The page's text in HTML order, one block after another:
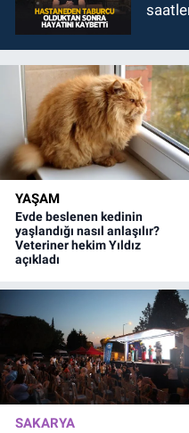
YAŞAM
Evde beslenen kedinin
yaşlandığı nasıl anlaşılır?
Veteriner hekim Yıldız
açıkladı
SAKARYA